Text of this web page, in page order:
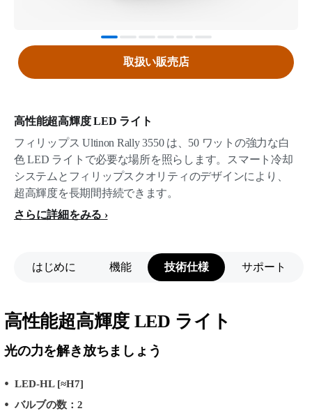
高性能超高輝度 LED ライト
フィリップス Ultinon Rally 3550 は、50 ワットの強力な白
色 LED ライトで必要な場所を照らします。スマート冷却
システムとフィリップスクオリティのデザインにより、
超高輝度を長期間持続できます。
さらに詳細をみる
取扱い販売店
はじめに 機能 技術仕様 サポート
高性能超高輝度 LED ライト
光の力を解き放ちましょう
LED-HL [≈H7]
バルブの数：2